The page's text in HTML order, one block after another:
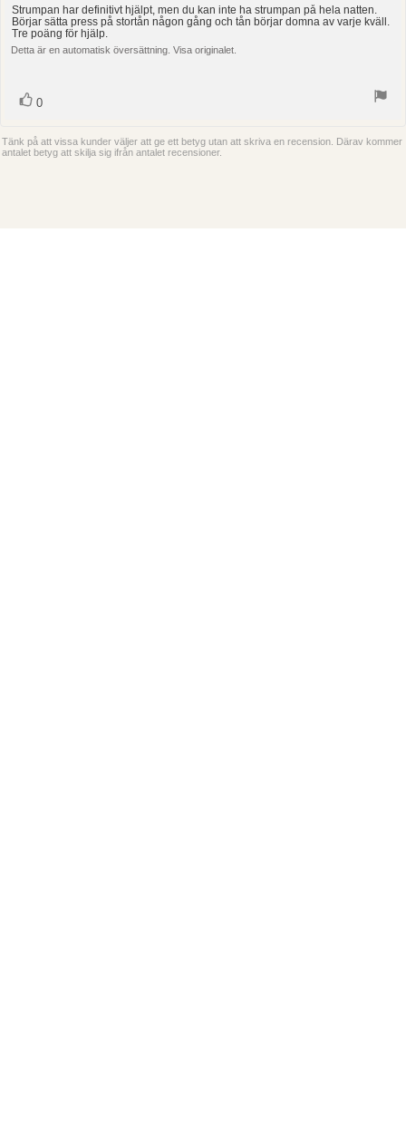
utav
5
stjärnor
Recensionstext:
Strumpan har definitivt hjälpt, men du kan inte ha strumpan på hela natten.
Börjar sätta press på stortån någon gång och tån börjar domna av varje kväll.
Tre poäng för hjälp.
Detta är en automatisk översättning. Visa originalet.
Rösta
0
Tänk på att vissa kunder väljer att ge ett betyg utan att skriva en recension. Därav kommer
antalet betyg att skilja sig ifrån antalet recensioner.